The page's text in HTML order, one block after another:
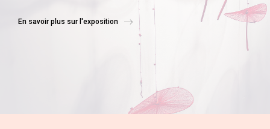
En savoir plus sur l'exposition